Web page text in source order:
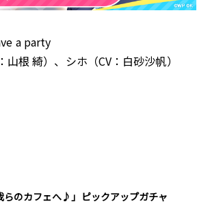
a party
山根 綺）、シホ（CV：白砂沙帆）
らのカフェへ♪」ピックアップガチャ